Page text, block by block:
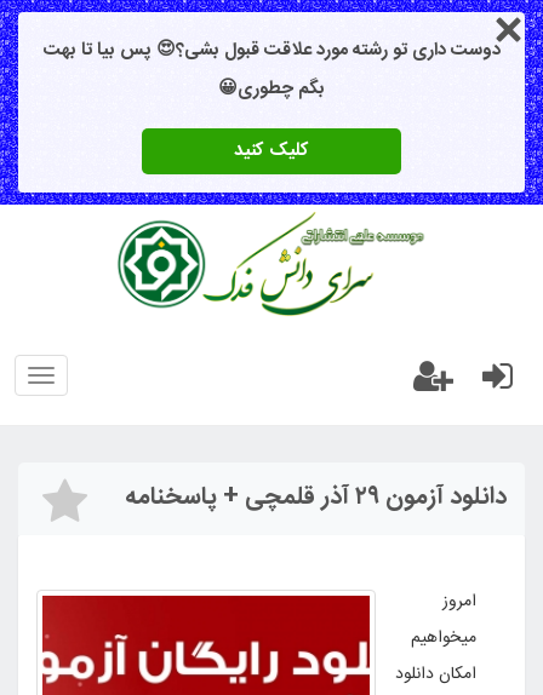
دوست داری تو رشته مورد علاقت قبول بشی؟😍 پس بیا تا بهت
بگم چطوری😀
کلیک کنید
دانلود آزمون ۲۹ آذر قلمچی + پاسخنامه
امروز
میخواهیم
امکان دانلود